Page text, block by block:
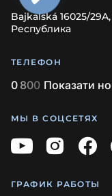
Bajkalská 16025/
Республика
ТЕЛЕФОН
0 800 Показати
МЫ В СОЦСЕТЯХ
ГРАФИК РАБОТЫ